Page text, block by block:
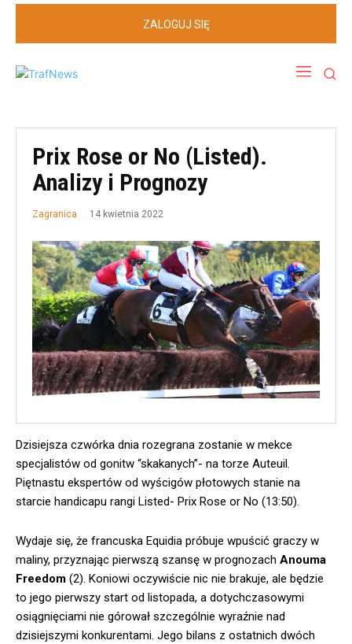
ZALOGUJ SIĘ
Prix Rose or No (Listed).
Analizy i Prognozy
Zagranica 14 kwietnia 2022
Dzisiejsza czwórka dnia rozegrana zostanie w mekce
specjalistów od gonitw “skakanych”- na torze Auteuil.
Piętnastu ekspertów od wyścigów płotowych stanie na
starcie handicapu rangi Listed- Prix Rose or No (13:50).
Wydaje się, że francuska Equidia próbuje wpuścić graczy w
maliny, przyznając pierwszą szansę w prognozach Anouma
Freedom (2). Koniowi oczywiście nic nie brakuje, ale będzie
to jego pierwszy start od listopada, a dotychczasowymi
osiągnięciami nie górował szczególnie wyraźnie nad
dzisiejszymi konkurentami. Jego bilans z ostatnich dwóch